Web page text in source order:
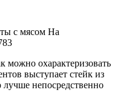
с мясом На
охарактеризовать
выступает стейк из
непосредственно